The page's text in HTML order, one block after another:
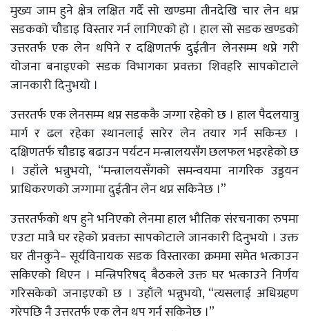
मुख्य जाम हुने क्षेत्र लक्षित गर्दै सो खण्डमा तीनदेखि चार लेन थप्न
सडकको चौडाइ विस्तार गर्न लागिएको हो । हाल सो सडक खण्डको
उत्तरतर्फ एक लेन थपिने र दक्षिणतर्फ दुईतीन लेनसम्म थप्ने गरी
योजना बनाइएको सडक विभागका प्रवक्ता शिवहरि सापकोटाले
जानकारी दिनुभयो ।
उत्तरतर्फ एक लेनसम्म थप्न सडककै जग्गा रहेको छ । हाल पैदलयात्रु
मार्ग र ढल रहेका स्थानलाई सारेर लेन तयार गर्न सकिन्छ ।
दक्षिणतर्फ चौडाइ बढाउन पर्यटन मन्त्रालयसँग छलफल भइरहेको छ
। उहाँले भन्नुभयो, “मन्त्रालयसँगको समन्वयमा नागरिक उड्डयन
प्राधिकरणको जग्गामा दुईतीन लेन थप्न सकिनेछ ।”
उत्तरतर्फको थप हुने भनिएको लेनमा हाल भौतिक संरचनाका रुपमा
एउटा मात्रै घर रहेको प्रवक्ता सापकोटाले जानकारी दिनुभयो । उक्त
घर तीनकुने– सूर्यविनायक सडक विस्तारका क्रममा समेत भत्काउन
सकिएको थिएन । मन्त्रिपरिषद् बैठकले उक्त घर भत्काउने निर्णय
गरिसकेको जनाइएको छ । उहाँले भन्नुभयो, “त्यसलाई अधिग्रहण
गरेपछि नै उत्तरतर्फ एक लेन थप गर्न सकिनेछ ।”